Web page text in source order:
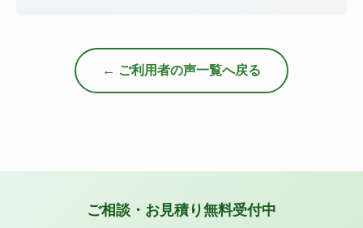
← ご利用者の声一覧へ戻る
ご相談・お見積り無料受付中